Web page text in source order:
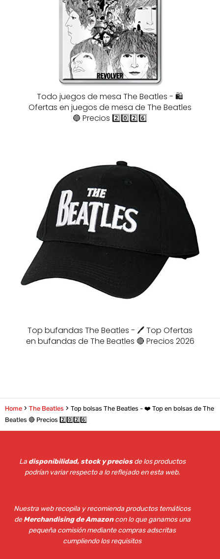
Todo juegos de mesa The Beatles - 🛍️
Ofertas en juegos de mesa de The Beatles
🔵 Precios 2️⃣0️⃣2️⃣6️⃣
Top bufandas The Beatles - 🖊️ Top Ofertas
en bufandas de The Beatles 🔴 Precios 2026
Home The Beatles
Top bolsas The Beatles - ❤️ Top en bolsas de The
Beatles 🔴 Precios 2️⃣0️⃣2️⃣6️⃣
La disponibilidad, stock y preciosde los productos
podrían variar respecto a lo reflejado en esta web.
Nuestra web recopila y recomienda productos temáticos
deMerchandising de Amazoncon lo que ganamos una
pequeña comisión mediante compras adscritas
cumpliendo los requisitos